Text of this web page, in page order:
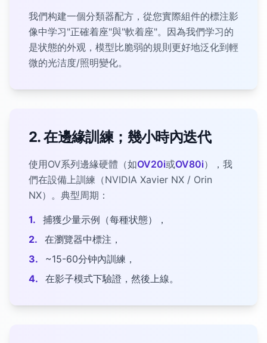
我們构建一個分類器配方，從您實際組件的標注影
像中学习"正確着座"與"軟着座"。因為我們学习的
是状態的外观，模型比脆弱的規則更好地泛化到輕
微的光洁度/照明變化。
2. 在邊緣訓練；幾小時內迭代
使用OV系列邊緣硬體（如OV20i或OV80i），我
們在設備上訓練（NVIDIA Xavier NX / Orin
NX）。典型周期：
1.
捕獲少量示例（每種状態），
2.
在瀏覽器中標注，
3.
~15-60分钟內訓練，
4.
在影子模式下驗證，然後上線。